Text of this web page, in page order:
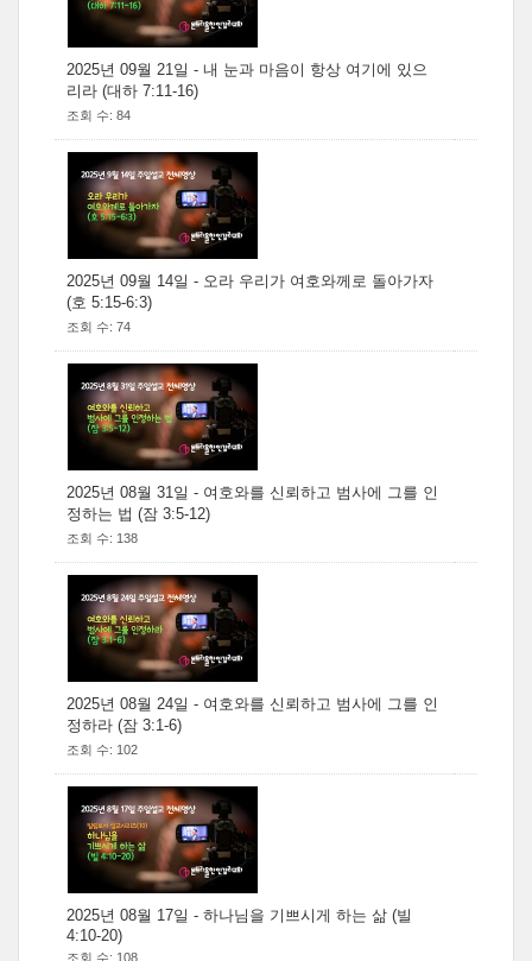
2025년 09월 21일 - 내 눈과 마음이 항상 여기에 있으
리라 (대하 7:11-16)
조회 수: 84
2025년 09월 14일 - 오라 우리가 여호와께로 돌아가자
(호 5:15-6:3)
조회 수: 74
2025년 08월 31일 - 여호와를 신뢰하고 범사에 그를 인
정하는 법 (잠 3:5-12)
조회 수: 138
2025년 08월 24일 - 여호와를 신뢰하고 범사에 그를 인
정하라 (잠 3:1-6)
조회 수: 102
2025년 08월 17일 - 하나님을 기쁘시게 하는 삶 (빌
4:10-20)
조회 수: 108